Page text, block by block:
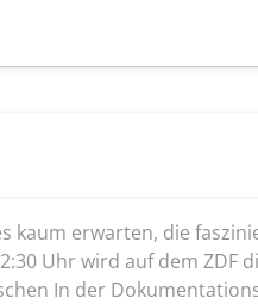
erwarten, die
Uhr wird auf dem
In der